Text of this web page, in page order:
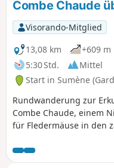
Combe Chaude
Visorando-Mitglied
13,08 km
+609 m
5:30 Std.
Mittel
Start in Sumène
Rundwanderung zur
Combe Chaude, einem
für Fledermäuse in den
einen schönen Blick auf
Departement Gard.